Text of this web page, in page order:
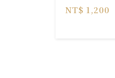
NT$ 1,200